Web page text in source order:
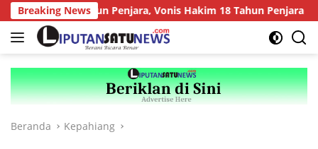
Langsung
ke
konten
Breaking News
19 Tahun Penjara, Vonis Hakim 18 Tahun Penjara
Beranda Kepahiang